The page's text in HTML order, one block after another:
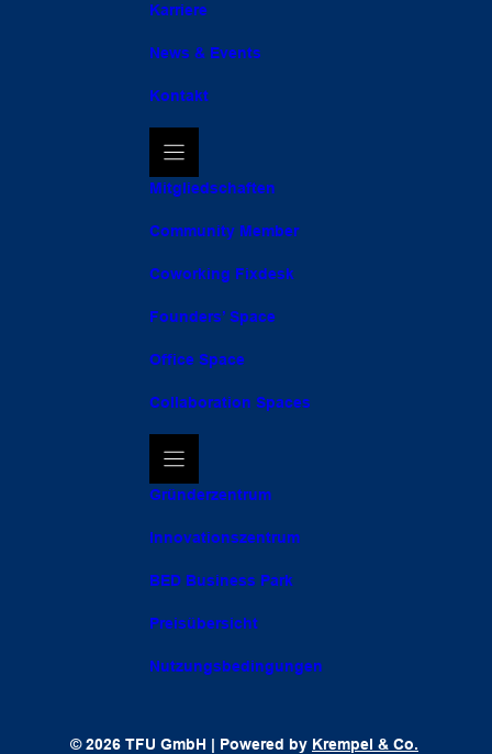
Karriere
News & Events
Kontakt
Mitgliedschaften
Community Member
Coworking Fixdesk
Founders’ Space
Office Space
Collaboration Spaces
Gründerzentrum
Innovationszentrum
BED Business Park
Preisübersicht
Nutzungsbedingungen
© 2026 TFU GmbH | Powered by Krempel & Co.